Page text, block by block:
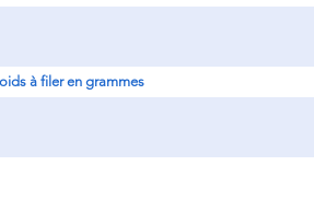
à filer en grammes